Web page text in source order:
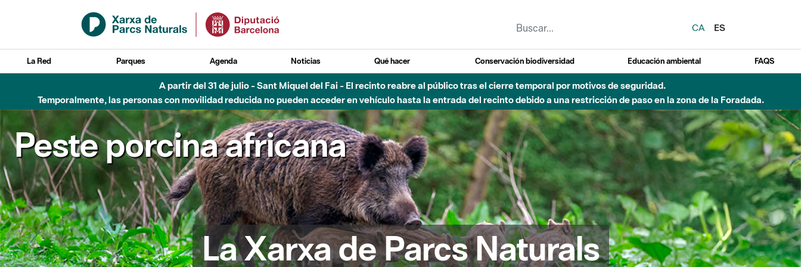
Saltar al contenido principal
CA
ES
La Red Parques Agenda Noticias Qué hacer Conservación biodiversidad Educación ambiental FAQS
A partir del 31 de julio - Sant Miquel del Fai - El recinto reabre al público tras el cierre temporal por motivos de seguridad.
Temporalmente, las personas con movilidad reducida no pueden acceder en vehículo hasta la entrada del recinto debido a una restricción de paso en la zona de la Foradada.
Peste porcina africana
La Xarxa de Parcs Naturals